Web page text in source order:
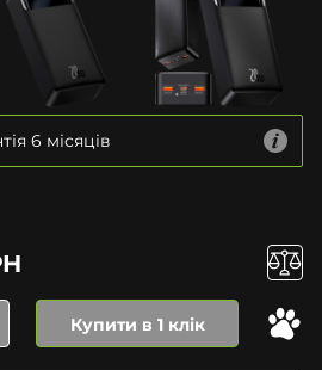
6 місяців
Купити в 1 клік